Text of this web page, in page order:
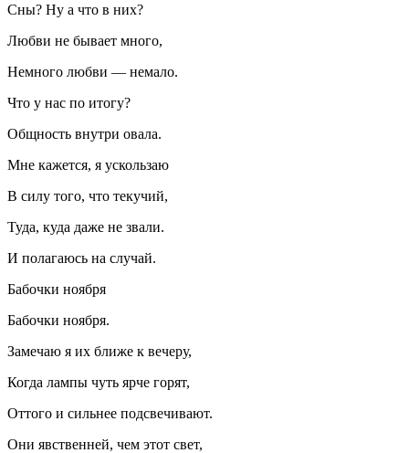
Сны? Ну а что в них?
Любви не бывает много,
Немного любви — немало.
Что у нас по итогу?
Общность внутри овала.
Мне кажется, я ускользаю
В силу того, что текучий,
Туда, куда даже не звали.
И полагаюсь на случай.
Бабочки ноября
Бабочки ноября.
Замечаю я их ближе к вечеру,
Когда лампы чуть ярче горят,
Оттого и сильнее подсвечивают.
Они явственней, чем этот свет,